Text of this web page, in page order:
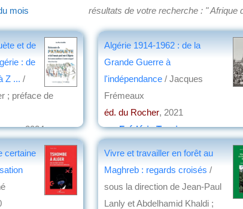
mois résultats de votre recherche : " Afrique
et de
: de
Z ... /
; préface de
, 2024
Algérie 1914-1962 : de la
Grande Guerre à
l'indépendance / Jacques
Frémeaux
éd. du Rocher, 2021
parFrédéric Turpin
certaine
Vivre et travailler en forêt au
Maghreb : regards croisés /
sous la direction de Jean-Paul
Lanly et Abdelhamid Khaldi ;